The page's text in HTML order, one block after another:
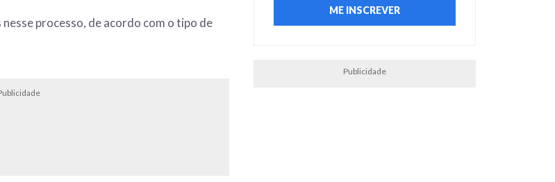
processo, de acordo com o tipo de
Publicidade